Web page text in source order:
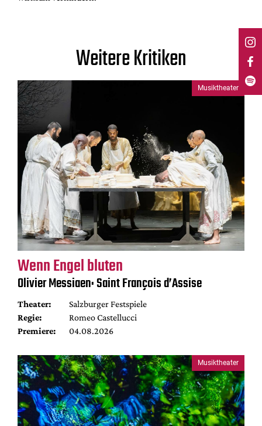
Weitere Kritiken
Musiktheater
Wenn Engel bluten
Olivier Messiaen: Saint François d’Assise
Theater:
Salzburger Festspiele
Regie:
Romeo Castellucci
Premiere:
04.08.2026
Musiktheater